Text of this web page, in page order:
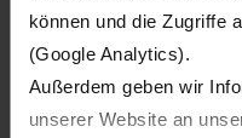
können und die Zugriffe
(Google Analytics).
Außerdem geben wir
unserer Website an
Ausfuhr-Pauschal-
Bei einer Ausfuhr-Pauschal-